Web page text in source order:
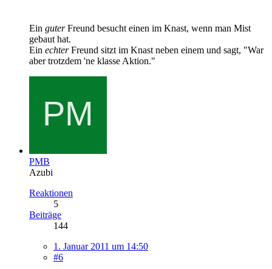
Ein guterFreund besucht einen im Knast, wenn man Mist
gebaut hat.
Ein echterFreund sitzt im Knast neben einem und sagt, "War
aber trotzdem 'ne klasse Aktion."
PMB
Azubi
Reaktionen
5
Beiträge
144
1. Januar 2011 um 14:50
#6